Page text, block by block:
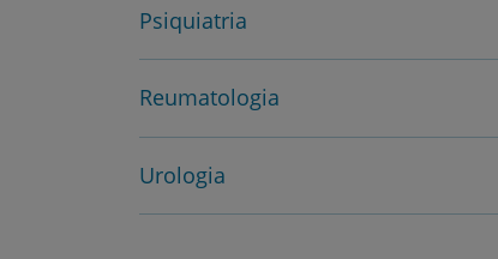
Psiquiatria
Reumatologia
Urologia